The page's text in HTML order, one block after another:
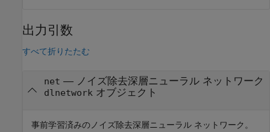
出力引数
すべて折りたたむ
net — ノイズ除去深層ニューラル ネットワーク
dlnetworkオブジェクト
事前学習済みのノイズ除去深層ニューラル ネットワーク。